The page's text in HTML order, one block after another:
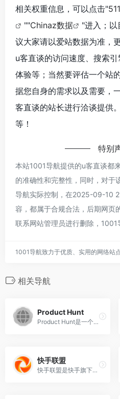
相关权重信息，可以点击"
""Chinaz数据
"进入；以
议大家请以爱站数据为准，
u客直谈的访问速度、搜索
体验等；当然要评估一个站
据您自身的需求以及需要，
客直谈的站长进行洽谈提供
等！
特别
本站1001导航提供的u客直谈都
的准确性和完整性，同时，对于
导航实际控制，在2025-09-10
容，都属于合规合法，后期网页
联系网站管理员进行删除，1001
1001导航致力于优质、实用的网络站
相关导航
‌Product Hunt‌
‌Product Hunt‌是一个面向创业者和产品爱好者的在线社区和平台，旨在帮助人们发现、讨论和推广最新的科技产品、创意项目和创业机遇。该平台在Twitter等社交媒体上有超过百万的关注者，聚集了大量海外的Early Adopters（早期采纳者）‌。
快手联盟
快手联盟是快手旗下的短视频生态联盟，成立于2020年6月，以“ 视频即服务 ”（VaaS）为核心理念，提供广告、内容、电商“三位一体”的商业化解决方案。